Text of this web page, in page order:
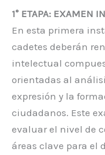
1° ETAPA: EXAMEN
En esta primera
cadetes deberán
intelectual
orientadas al
expresión y la
ciudadanos. Este
evaluar el nivel de
áreas clave para el